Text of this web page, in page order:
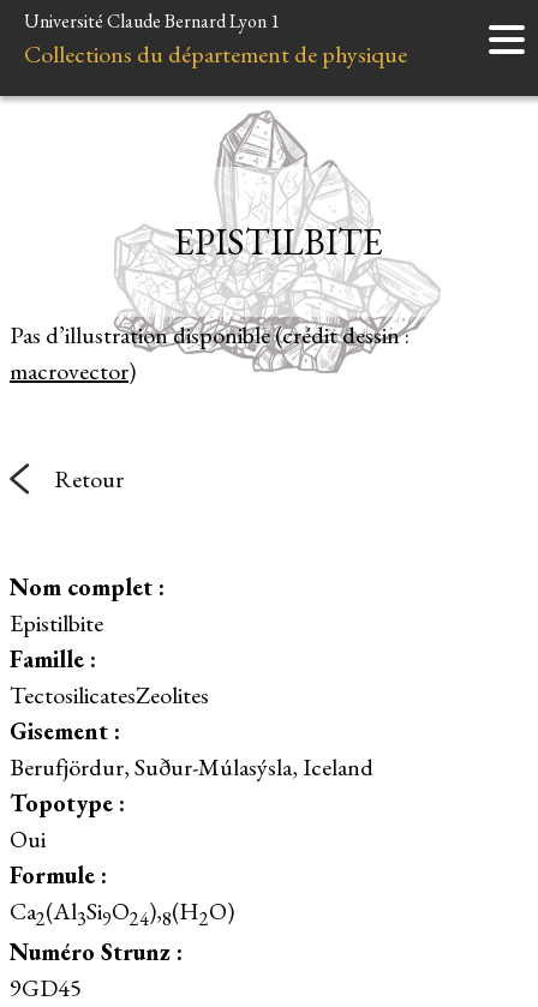
Accueil
Instruments
Liens et ressources
Université Claude Bernard Lyon 1
Collections du département de physique
Pas d’illustration disponible (crédit dessin :
macrovector)
EPISTILBITE
Retour
Nom complet :
Epistilbite
Famille :
TectosilicatesZeolites
Gisement :
Berufjördur, Suður-Múlasýsla, Iceland
Topotype :
Oui
Formule :
Ca2(Al3Si9O24),8(H2O)
Numéro Strunz :
9GD45